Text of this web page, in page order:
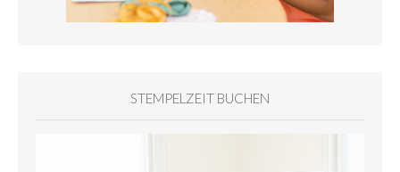
STEMPELZEIT BUCHEN